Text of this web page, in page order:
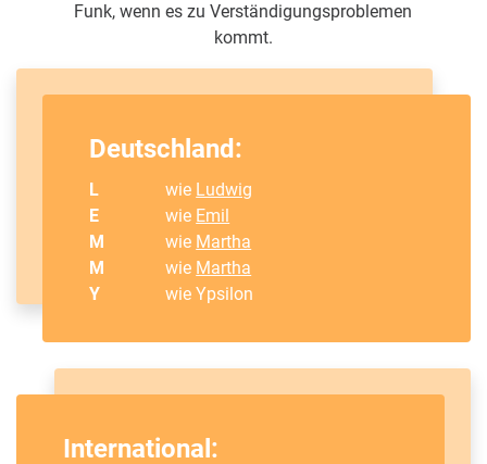
Funk, wenn es zu Verständigungsproblemen
kommt.
Deutschland:
L wie Ludwig
E
wie Emil
M
wie Martha
M
wie Martha
Y
wie Ypsilon
International: